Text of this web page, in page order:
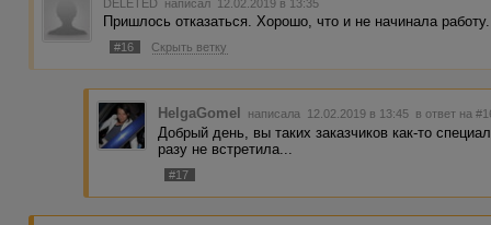
DELETED написал 12.02.2019 в 13:35
Пришлось отказаться. Хорошо, что и не начинала работу.
#16 Скрыть ветку
HelgaGomel написала 12.02.2019 в 13:45 в ответ на
Добрый день, вы таких заказчиков как-то
разу не встретила...
#17